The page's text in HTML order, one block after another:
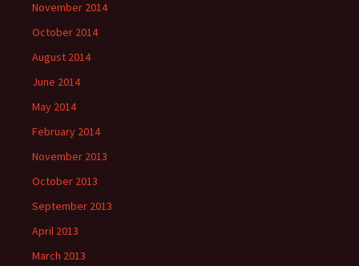
November 2014
October 2014
August 2014
June 2014
May 2014
February 2014
November 2013
October 2013
September 2013
April 2013
March 2013